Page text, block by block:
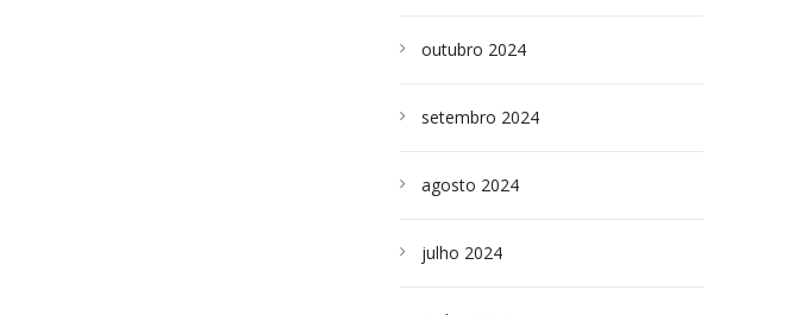
outubro 2024
setembro 2024
agosto 2024
julho 2024